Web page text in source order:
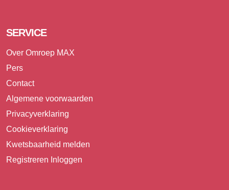
SERVICE
Over Omroep MAX
Pers
Contact
Algemene voorwaarden
Privacyverklaring
Cookieverklaring
Kwetsbaarheid melden
Registreren Inloggen